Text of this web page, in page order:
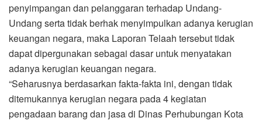
penyimpangan dan pelanggaran terhadap Undang-
Undang serta tidak berhak menyimpulkan adanya kerugian
keuangan negara, maka Laporan Telaah tersebut tidak
dapat dipergunakan sebagai dasar untuk menyatakan
adanya kerugian keuangan negara.
“Seharusnya berdasarkan fakta-fakta ini, dengan tidak
ditemukannya kerugian negara pada 4 kegiatan
pengadaan barang dan jasa di Dinas Perhubungan Kota